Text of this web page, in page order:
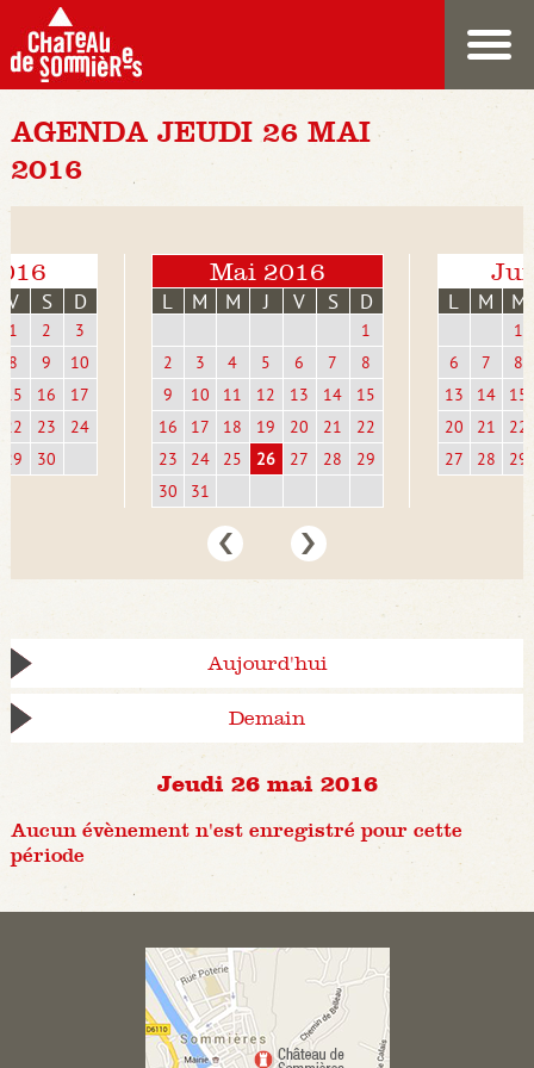
AGENDA JEUDI 26 MAI
2016
V S D
1 2
3
8
9
10
15
16
17
22
23
24
29
30
Mai 2016
L M M J V S D
1
2
3 4 5 6 7
8
9
10 11 12 13 14
15
16
17 18 19 20 21
22
23
24 25 26 27 28
29
30
31
L M M
1
6
7
8
13
14
15
20
21
22
27
28 29
Aujourd'hui
Demain
Jeudi 26 mai 2016
Aucun évènement n'est enregistré pour cette
période